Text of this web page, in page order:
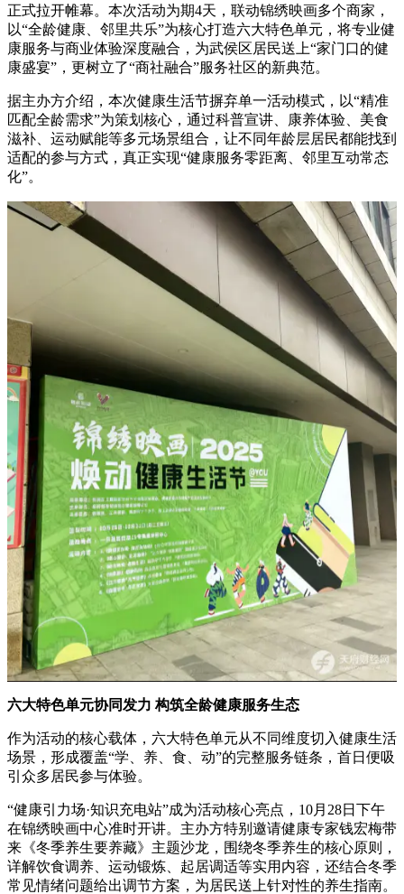
正式拉开帷幕。本次活动为期4天，联动锦绣映画多个商家，
以“全龄健康、邻里共乐”为核心打造六大特色单元，将专业健
康服务与商业体验深度融合，为武侯区居民送上“家门口的健
康盛宴”，更树立了“商社融合”服务社区的新典范。
据主办方介绍，本次健康生活节摒弃单一活动模式，以“精准
匹配全龄需求”为策划核心，通过科普宣讲、康养体验、美食
滋补、运动赋能等多元场景组合，让不同年龄层居民都能找到
适配的参与方式，真正实现“健康服务零距离、邻里互动常态
化”。
六大特色单元协同发力 构筑全龄健康服务生态
作为活动的核心载体，六大特色单元从不同维度切入健康生活
场景，形成覆盖“学、养、食、动”的完整服务链条，首日便吸
引众多居民参与体验。
“健康引力场·知识充电站”成为活动核心亮点，10月28日下午
在锦绣映画中心准时开讲。主办方特别邀请健康专家钱宏梅带
来《冬季养生要养藏》主题沙龙，围绕冬季养生的核心原则，
详解饮食调养、运动锻炼、起居调适等实用内容，还结合冬季
常见情绪问题给出调节方案，为居民送上针对性的养生指南。